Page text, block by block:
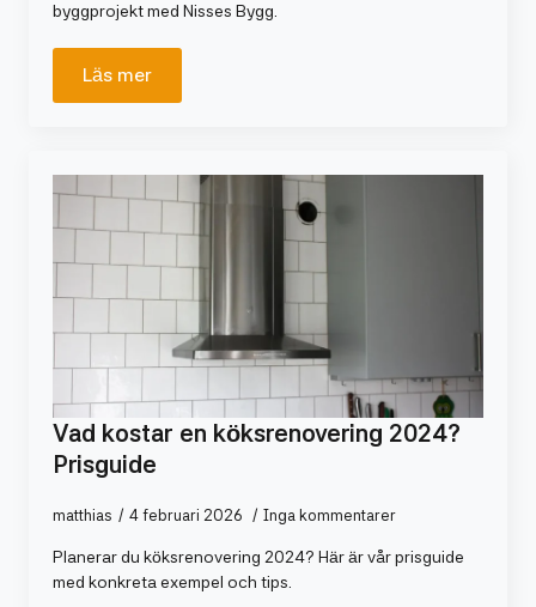
byggprojekt med Nisses Bygg.
Läs mer
Vad kostar en köksrenovering 2024?
Prisguide
matthias 4 februari 2026 Inga kommentarer
Planerar du köksrenovering 2024? Här är vår prisguide
med konkreta exempel och tips.